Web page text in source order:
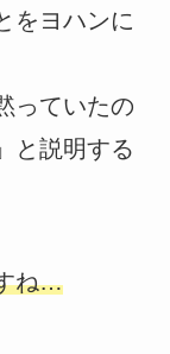
をヨハンに
っていたの
と説明する
ね…